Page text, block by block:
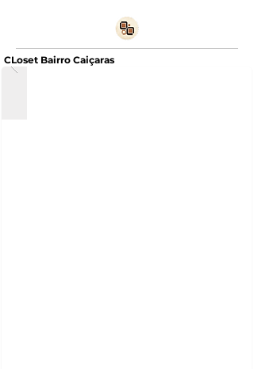
CLoset Bairro Caiçaras